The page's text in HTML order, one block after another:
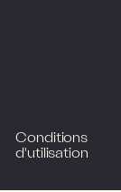
Conditions
d'utilisation